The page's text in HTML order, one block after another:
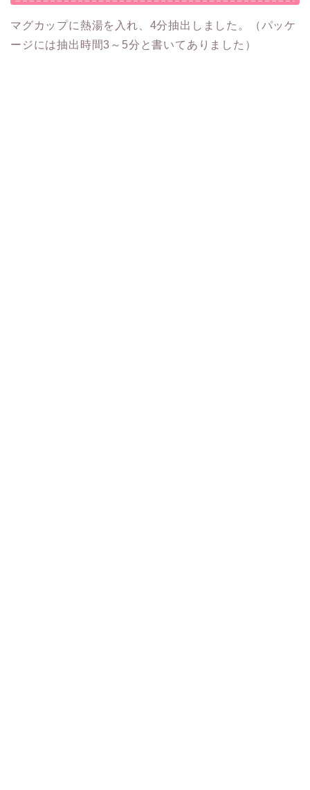
マグカップに熱湯を入れ、4分抽出しました。（パッケ
ージには抽出時間3～5分と書いてありました）